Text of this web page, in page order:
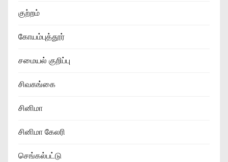
குற்றம்
கோயம்புத்தூர்
சமையல் குறிப்பு
சிவகங்கை
சினிமா
சினிமா கேலரி
செங்கல்பட்டு